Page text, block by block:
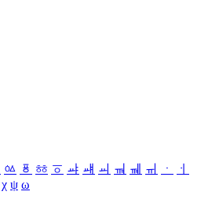
ㆃ ㆄ ㆅ ㆆ ㆇ ㆈ ㆉ ㆊ ㆋ ㆌ ㆍ
ㆎ
χ ψ ω